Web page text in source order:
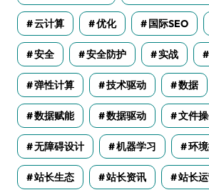
云计算 优化 国际SEO
安全 安全防护 实战
弹性计算 技术驱动 数据
数据赋能 数据驱动 文件
无障碍设计 机器学习 环
站长生态 站长资讯 站长